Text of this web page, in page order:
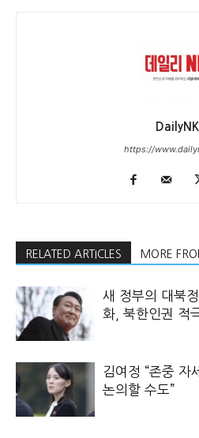
DailyNK
https://
RELATED ARTICLES MORE
새 정부의 대북
화, 북한인권 적
김여정 “존중 자
논의할 수도”